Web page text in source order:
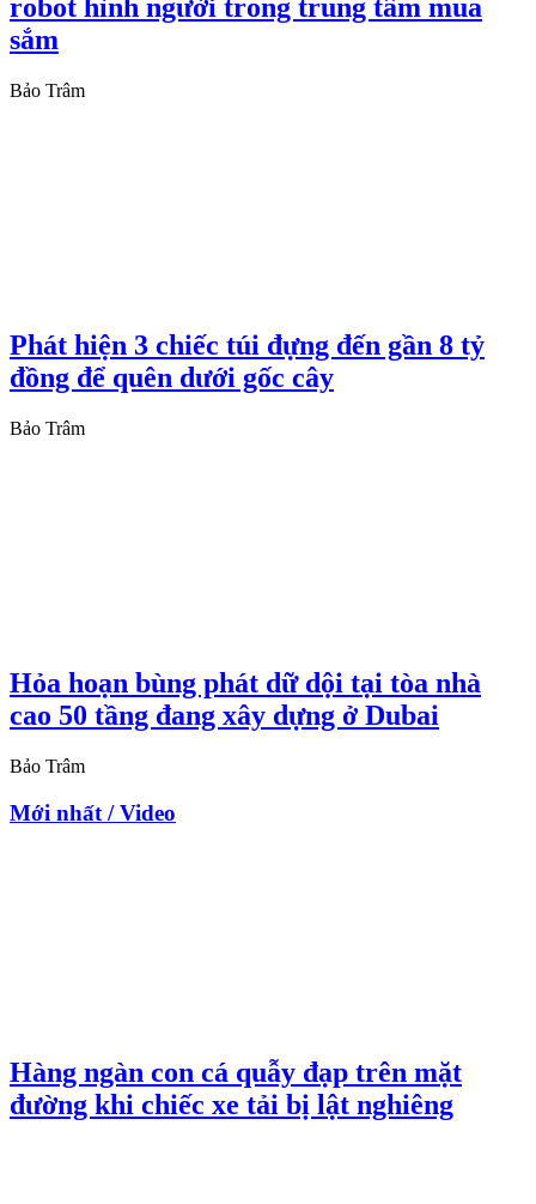
robot hình người trong trung tâm mua
sắm
Bảo Trâm
Phát hiện 3 chiếc túi đựng đến gần 8 tỷ
đồng để quên dưới gốc cây
Bảo Trâm
Hỏa hoạn bùng phát dữ dội tại tòa nhà
cao 50 tầng đang xây dựng ở Dubai
Bảo Trâm
Mới nhất / Video
Hàng ngàn con cá quẫy đạp trên mặt
đường khi chiếc xe tải bị lật nghiêng